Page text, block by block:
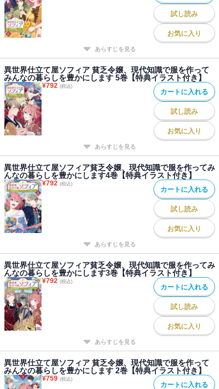
試し読み
お気に入り
あらすじを見る
異世界仕立て屋ソフィア 貧乏令嬢、現代知識で服を作って
みんなの暮らしを豊かにします 5巻【特典イラスト付き】
¥792 (税込)
カートに入れる
試し読み
お気に入り
あらすじを見る
異世界仕立て屋ソフィア貧乏令嬢、現代知識で服を作ってみ
んなの暮らしを豊かにします4巻【特典イラスト付き】
¥792 (税込)
カートに入れる
試し読み
お気に入り
あらすじを見る
異世界仕立て屋ソフィア貧乏令嬢、現代知識で服を作ってみ
んなの暮らしを豊かにします3巻【特典イラスト付き】
¥792 (税込)
カートに入れる
試し読み
お気に入り
あらすじを見る
異世界仕立て屋ソフィア 貧乏令嬢、現代知識で服を作って
みんなの暮らしを豊かにします 2巻【特典イラスト付き】
¥759 (税込)
カートに入れる